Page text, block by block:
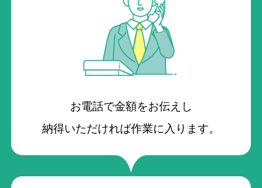
お電話で金額をお伝えし
納得いただければ作業に入ります。